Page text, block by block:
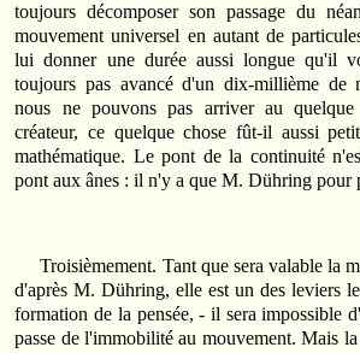
toujours décomposer son passage du
mouvement universel en autant de
lui donner une durée aussi longue qu'il
toujours pas avancé d'un dix-millième de
nous ne pouvons pas arriver au
créateur, ce quelque chose fût-il aussi
mathématique. Le pont de la continuité
pont aux ânes : il n'y a que M. Dühring pour
Troisièmement. Tant que sera valable la
d'après M. Dühring, elle est un des leviers
formation de la pensée, - il sera impossible
passe de l'immobilité au mouvement. Mais